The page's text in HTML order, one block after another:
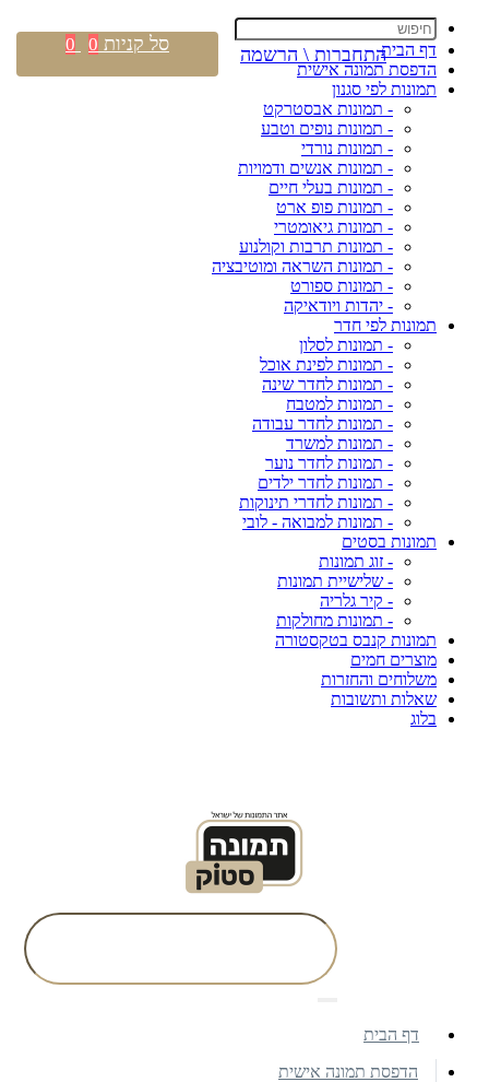
דף הבית
הדפסת תמונה אישית
תמונות לפי סגנון
- תמונות אבסטרקט
- תמונות נופים וטבע
- תמונות נורדי
- תמונות אנשים ודמויות
- תמונות בעלי חיים
- תמונות פופ ארט
- תמונות גיאומטרי
- תמונות תרבות וקולנוע
- תמונות השראה ומוטיבציה
- תמונות ספורט
- יהדות ויודאיקה
תמונות לפי חדר
- תמונות לסלון
- תמונות לפינת אוכל
- תמונות לחדר שינה
- תמונות למטבח
- תמונות לחדר עבודה
- תמונות למשרד
- תמונות לחדר נוער
- תמונות לחדר ילדים
- תמונות לחדרי תינוקות
- תמונות למבואה - לובי
תמונות בסטים
- זוג תמונות
- שלישיית תמונות
- קיר גלריה
- תמונות מחולקות
תמונות קנבס בטקסטורה
מוצרים חמים
משלוחים והחזרות
שאלות ותשובות
בלוג
התחברות \ הרשמה סל קניות 0
0
דף הבית
הדפסת תמונה אישית